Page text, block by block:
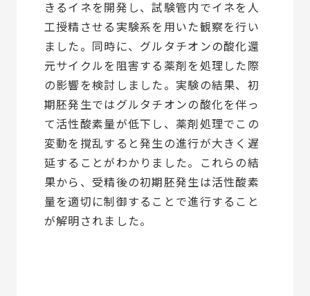
きるイネを開発し、試験管内でイネを人
工授精させる実験系を用いた観察を行い
ました。同時に、グルタチオンの酸化還
元サイクルを阻害する薬剤を処理した際
の影響を検討しました。実験の結果、初
期胚発生ではグルタチオンの酸化を伴っ
て活性酸素量が低下し、薬剤処理でこの
変動を撹乱すると発生の進行が大きく遅
延することがわかりました。これらの結
果から、受精後の初期胚発生は活性酸素
量を適切に制御することで進行すること
が解明されました。